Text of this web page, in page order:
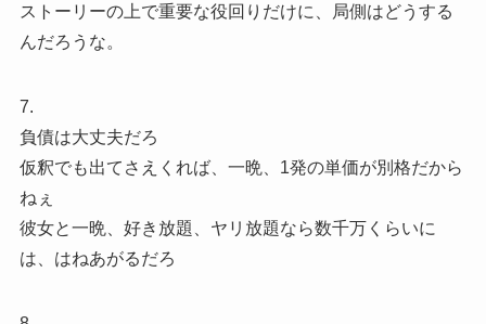
ストーリーの上で重要な役回りだけに、局側はどうする
んだろうな。
7.
負債は大丈夫だろ
仮釈でも出てさえくれば、一晩、1発の単価が別格だから
ねぇ
彼女と一晩、好き放題、ヤリ放題なら数千万くらいに
は、はねあがるだろ